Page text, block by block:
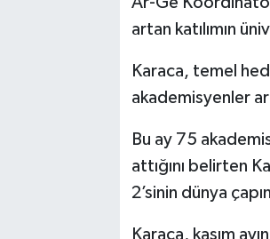
artan katılımın
Karaca, temel
akademisyenler
Bu ay 75
attığını belirten
2’sinin dünya
Karaca, kasım